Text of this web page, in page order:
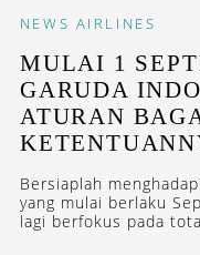
NEWS AIRLINES
MULAI 1
GARUDA
ATURAN
Bersiaplah
yang mulai berlaku
lagi berfokus pada